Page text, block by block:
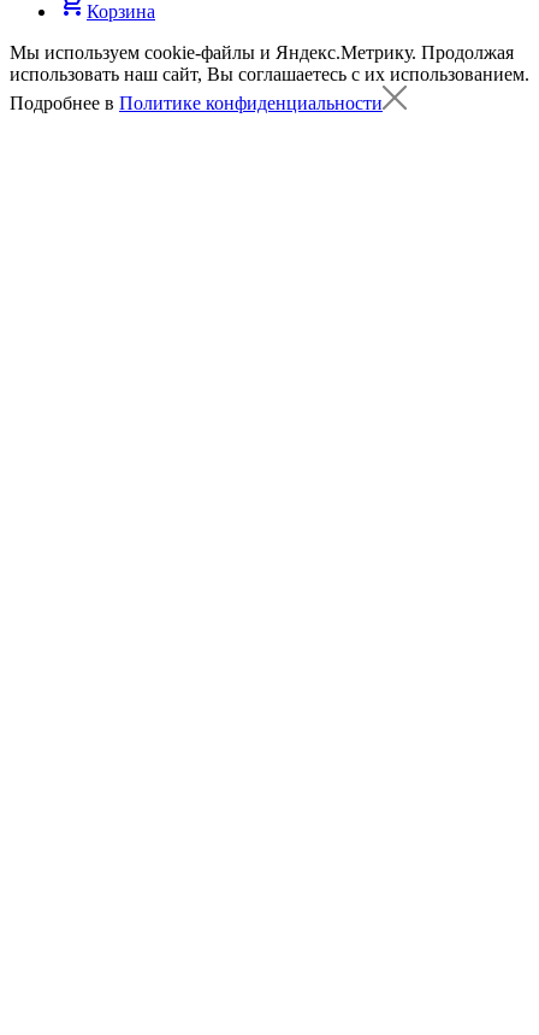
Корзина
Мы используем cookie-файлы и Яндекс.Метрику. Продолжая
использовать наш сайт, Вы соглашаетесь с их использованием.
Подробнее в Политике конфиденциальности